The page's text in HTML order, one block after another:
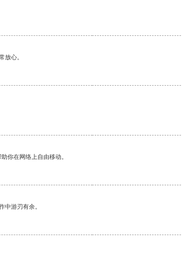
放心。
你在网络上自由移动。
中游刃有余。